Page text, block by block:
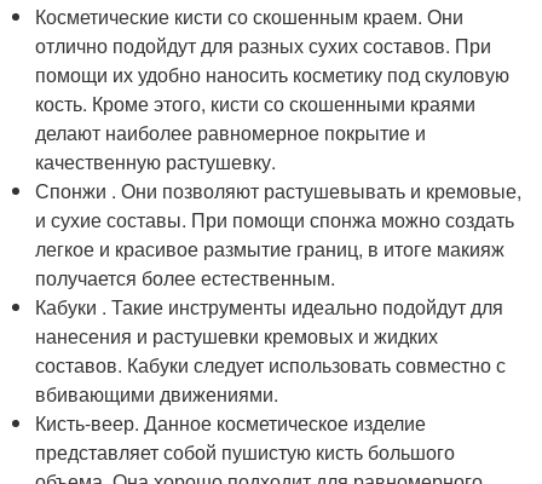
Косметические кисти со скошенным краем. Они
отлично подойдут для разных сухих составов. При
помощи их удобно наносить косметику под скуловую
кость. Кроме этого, кисти со скошенными краями
делают наиболее равномерное покрытие и
качественную растушевку.
Спонжи . Они позволяют растушевывать и кремовые,
и сухие составы. При помощи спонжа можно создать
легкое и красивое размытие границ, в итоге макияж
получается более естественным.
Кабуки . Такие инструменты идеально подойдут для
нанесения и растушевки кремовых и жидких
составов. Кабуки следует использовать совместно с
вбивающими движениями.
Кисть-веер. Данное косметическое изделие
представляет собой пушистую кисть большого